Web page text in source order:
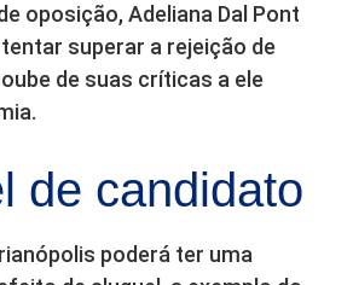
oposição, Adeliana Dal Pont
superar a rejeição de
de suas críticas a ele
de candidato
poderá ter uma